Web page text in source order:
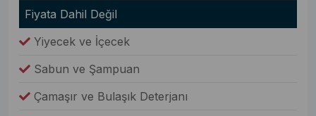
Fiyata Dahil Değil
Yiyecek ve İçecek
Sabun ve Şampuan
Çamaşır ve Bulaşık Deterjanı